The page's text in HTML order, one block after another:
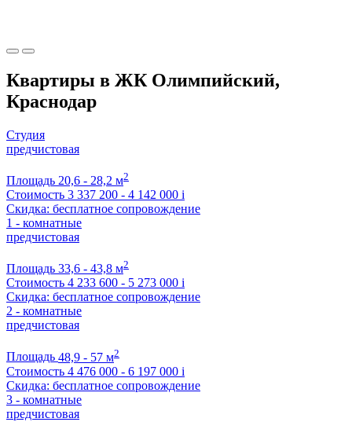
Квартиры в ЖК Олимпийский,
Краснодар
Студия
предчистовая
Площадь 20,6 - 28,2 м2
Стоимость 3 337 200 - 4 142 000 i
Скидка: бесплатное сопровождение
1 - комнатные
предчистовая
Площадь 33,6 - 43,8 м2
Стоимость 4 233 600 - 5 273 000 i
Скидка: бесплатное сопровождение
2 - комнатные
предчистовая
Площадь 48,9 - 57 м2
Стоимость 4 476 000 - 6 197 000 i
Скидка: бесплатное сопровождение
3 - комнатные
предчистовая